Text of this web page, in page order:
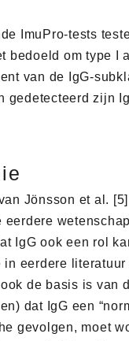
ImuPro-tests
bedoeld om type I
van de IgG-
gedetecteerd zijn
Jönsson et al.
eerdere
IgG ook een rol
in eerdere
de basis is van
dat IgG een
gevolgen, moet